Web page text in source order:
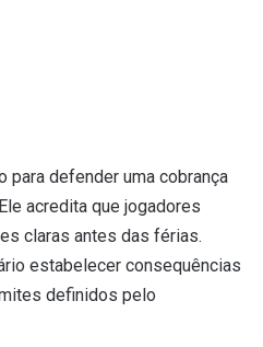
defender uma cobrança
acredita que jogadores
claras antes das férias.
estabelecer consequências
definidos pelo